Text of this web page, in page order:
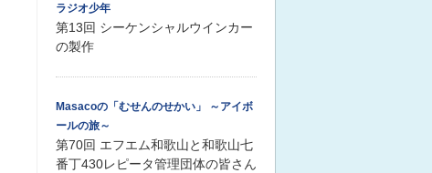
ラジオ少年
第13回 シーケンシャルウインカー
の製作
Masacoの「むせんのせかい」 ～アイボ
ールの旅～
第70回 エフエム和歌山と和歌山七
番丁430レピータ管理団体の皆さん